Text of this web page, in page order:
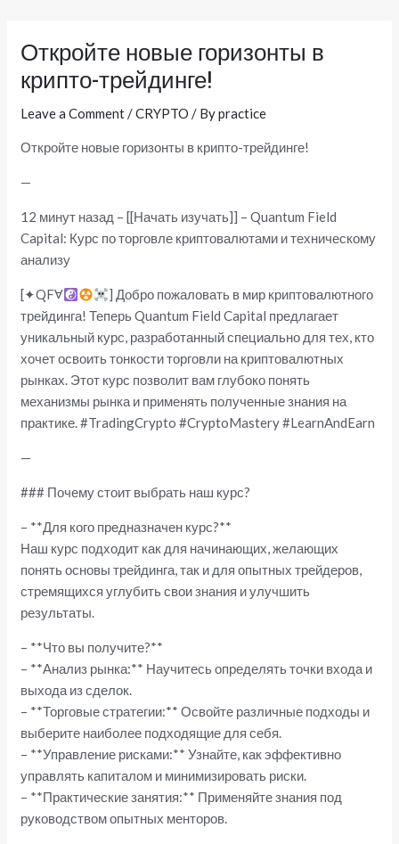
contentОткройте новые горизонты в
крипто-трейдинге!
Leave a Comment/CRYPTO / Bypractice
Откройте новые горизонты в крипто-трейдинге!
—
12 минут назад – [[Начать изучать]] – Quantum Field
Capital: Курс по торговле криптовалютами и техническому
анализу
[✦QFⱯ
] Добро пожаловать в мир криптовалютного
трейдинга! Теперь Quantum Field Capital предлагает
уникальный курс, разработанный специально для тех, кто
хочет освоить тонкости торговли на криптовалютных
рынках. Этот курс позволит вам глубоко понять
механизмы рынка и применять полученные знания на
практике. #TradingCrypto #CryptoMastery #LearnAndEarn
—
### Почему стоит выбрать наш курс?
– **Для кого предназначен курс?**
Наш курс подходит как для начинающих, желающих
понять основы трейдинга, так и для опытных трейдеров,
стремящихся углубить свои знания и улучшить
результаты.
– **Что вы получите?**
– **Анализ рынка:** Научитесь определять точки входа и
выхода из сделок.
– **Торговые стратегии:** Освойте различные подходы и
выберите наиболее подходящие для себя.
– **Управление рисками:** Узнайте, как эффективно
управлять капиталом и минимизировать риски.
– **Практические занятия:** Применяйте знания под
руководством опытных менторов.